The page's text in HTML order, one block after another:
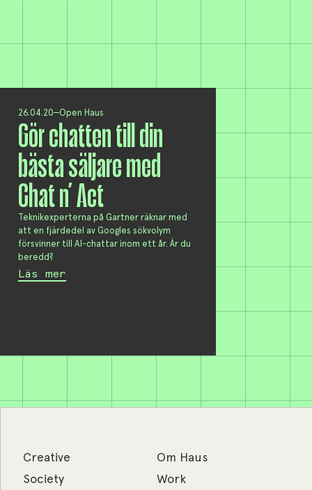
26.04.20 Open Haus
Gör chatten till din
bästa säljare med
Chat n’ Act
Teknikexperterna på Gartner räknar med
att en fjärdedel av Googles sökvolym
försvinner till AI-chattar inom ett år. Är du
beredd?
Läs mer
Creative
Society
Om Haus
Work